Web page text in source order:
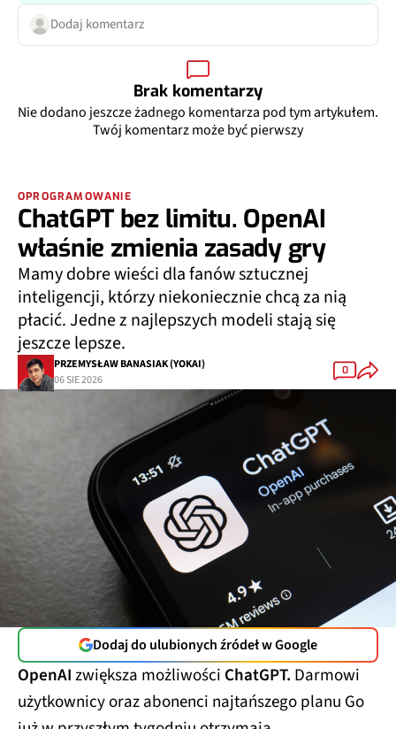
Dodaj komentarz
Brak komentarzy
Nie dodano jeszcze żadnego komentarza pod tym artykułem.
Twój komentarz może być pierwszy
OPROGRAMOWANIE
ChatGPT bez limitu. OpenAI
właśnie zmienia zasady gry
Mamy dobre wieści dla fanów sztucznej
inteligencji, którzy niekoniecznie chcą za nią
płacić. Jedne z najlepszych modeli stają się
jeszcze lepsze.
PRZEMYSŁAW BANASIAK (YOKAI)
06 SIE 2026
0
Dodaj do ulubionych źródeł w Google
OpenAIzwiększa możliwości ChatGPT. Darmowi
użytkownicy oraz abonenci najtańszego planu Go